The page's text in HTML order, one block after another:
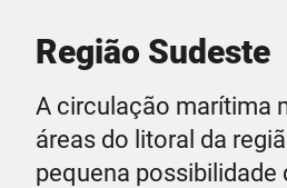
Região Sudeste
A circulação marítima
áreas do litoral da
pequena